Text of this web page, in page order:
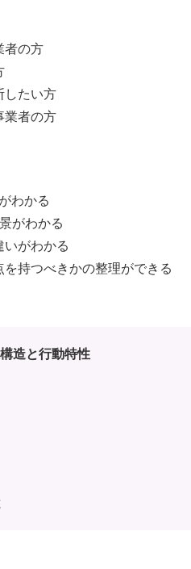
者の方
したい方
業者の方
わかる
がわかる
いがわかる
持つべきかの整理ができる
造と行動特性